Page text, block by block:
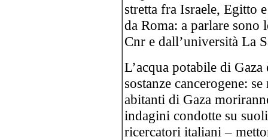
stretta fra Israele, Egitto
da Roma: a parlare sono
Cnr e dall’università La
L’acqua potabile di
sostanze cancerogene:
abitanti di Gaza
indagini condotte su
ricercatori italiani –